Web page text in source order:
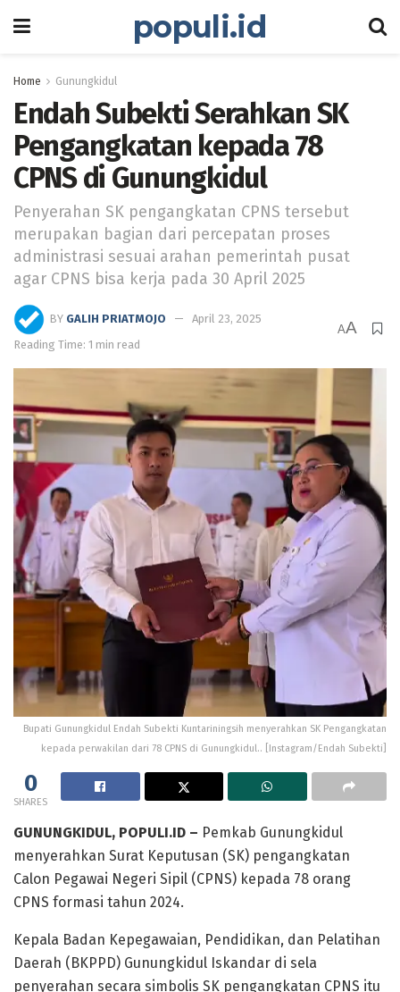
populi.id
Home Gunungkidul
Endah Subekti Serahkan SK
Pengangkatan kepada 78
CPNS di Gunungkidul
Penyerahan SK pengangkatan CPNS tersebut
merupakan bagian dari percepatan proses
administrasi sesuai arahan pemerintah pusat
agar CPNS bisa kerja pada 30 April 2025
BY GALIH PRIATMOJO
April 23, 2025
Reading Time: 1 min read
AA
Bupati Gunungkidul Endah Subekti Kuntariningsih menyerahkan SK Pengangkatan
kepada perwakilan dari 78 CPNS di Gunungkidul.. [Instagram/Endah Subekti]
0
SHARES
GUNUNGKIDUL, POPULI.ID – Pemkab Gunungkidul
menyerahkan Surat Keputusan (SK) pengangkatan
Calon Pegawai Negeri Sipil (CPNS) kepada 78 orang
CPNS formasi tahun 2024.
Kepala Badan Kepegawaian, Pendidikan, dan Pelatihan
Daerah (BKPPD) Gunungkidul Iskandar di sela
penyerahan secara simbolis SK pengangkatan CPNS itu